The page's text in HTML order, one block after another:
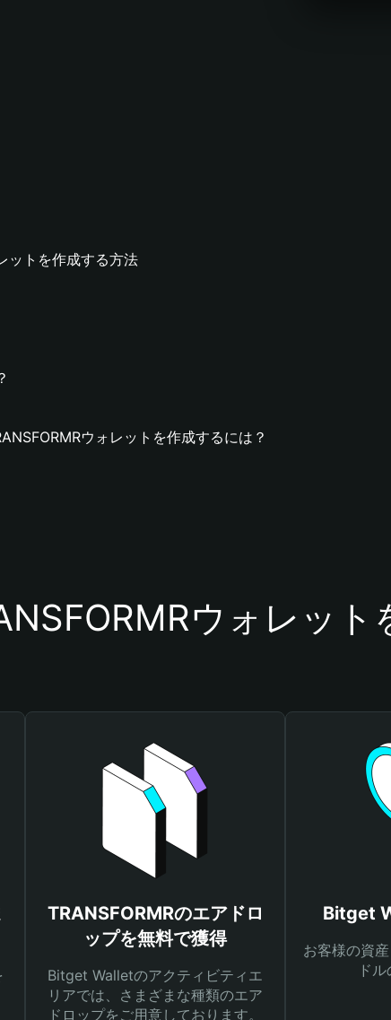
ットを作成する方法
ウォレットを作成するには？
ウォレット
TRANSFORMRのエアドロ
ップを無料で獲得
Bitget Walletのアクティビティエ
リアでは、さまざまな種類のエア
ドロップをご用意しております。
Bitget
お客様の資
ドル